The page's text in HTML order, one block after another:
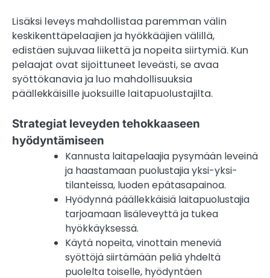
Lisäksi leveys mahdollistaa paremman välin
keskikenttäpelaajien ja hyökkääjien välillä,
edistäen sujuvaa liikettä ja nopeita siirtymiä. Kun
pelaajat ovat sijoittuneet leveästi, se avaa
syöttökanavia ja luo mahdollisuuksia
päällekkäisille juoksuille laitapuolustajilta.
Strategiat leveyden tehokkaaseen
hyödyntämiseen
Kannusta laitapelaajia pysymään leveinä
ja haastamaan puolustajia yksi-yksi-
tilanteissa, luoden epätasapainoa.
Hyödynnä päällekkäisiä laitapuolustajia
tarjoamaan lisäleveyttä ja tukea
hyökkäyksessä.
Käytä nopeita, vinottain meneviä
syöttöjä siirtämään peliä yhdeltä
puolelta toiselle, hyödyntäen